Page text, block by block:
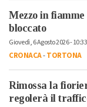
Mezzo in
bloccato
Giovedì, 6 Agosto 2026 - 10:33
CRONACA-TORTONA
Rimossa la
regolerà il